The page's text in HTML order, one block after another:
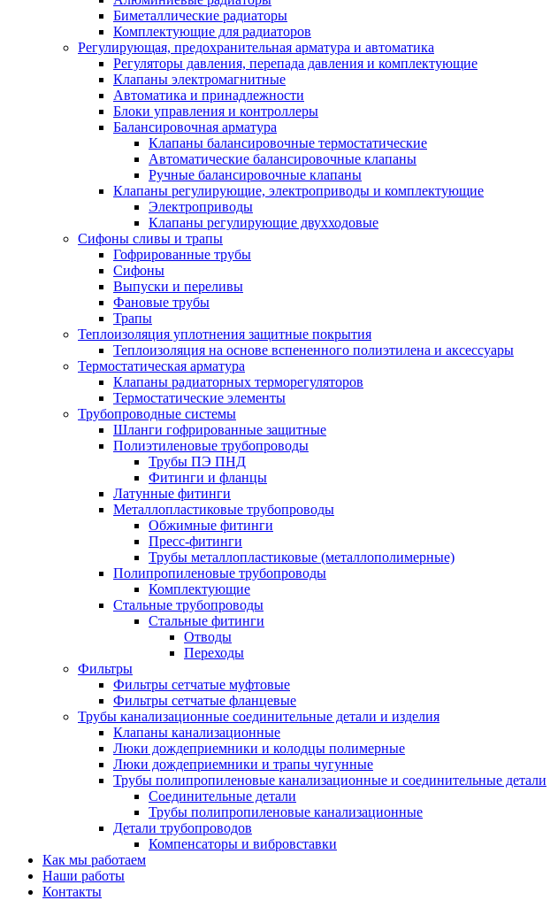
Биметаллические радиаторы
Комплектующие для радиаторов
Регулирующая, предохранительная арматура и автоматика
Регуляторы давления, перепада давления и комплектующие
Клапаны электромагнитные
Автоматика и принадлежности
Блоки управления и контроллеры
Балансировочная арматура
Клапаны балансировочные термостатические
Автоматические балансировочные клапаны
Ручные балансировочные клапаны
Клапаны регулирующие, электроприводы и комплектующие
Электроприводы
Клапаны регулирующие двухходовые
Сифоны сливы и трапы
Гофрированные трубы
Сифоны
Выпуски и переливы
Фановые трубы
Трапы
Теплоизоляция уплотнения защитные покрытия
Теплоизоляция на основе вспененного полиэтилена и аксессуары
Термостатическая арматура
Клапаны радиаторных терморегуляторов
Термостатические элементы
Трубопроводные системы
Шланги гофрированные защитные
Полиэтиленовые трубопроводы
Трубы ПЭ ПНД
Фитинги и фланцы
Латунные фитинги
Металлопластиковые трубопроводы
Обжимные фитинги
Пресс-фитинги
Трубы металлопластиковые (металлополимерные)
Полипропиленовые трубопроводы
Комплектующие
Стальные трубопроводы
Стальные фитинги
Отводы
Переходы
Фильтры
Фильтры сетчатые муфтовые
Фильтры сетчатые фланцевые
Трубы канализационные соединительные детали и изделия
Клапаны канализационные
Люки дождеприемники и колодцы полимерные
Люки дождеприемники и трапы чугунные
Трубы полипропиленовые канализационные и соединительные детали
Соединительные детали
Трубы полипропиленовые канализационные
Детали трубопроводов
Компенсаторы и вибровставки
Как мы работаем
Наши работы
Контакты